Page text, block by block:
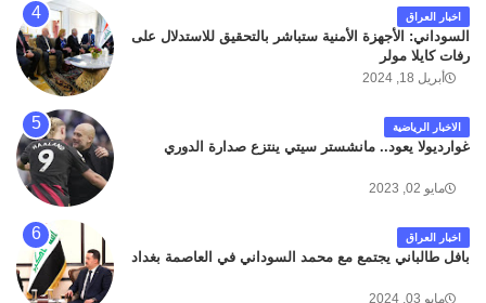
اخبار العراق
السوداني: الأجهزة الأمنية ستباشر بالتحقيق للاستدلال على
رفات كايلا مولر
أبريل 18, 2024
الاخبار الرياضية
غوارديولا يعود.. مانشستر سيتي ينتزع صدارة الدوري
مايو 02, 2023
اخبار العراق
بافل طالباني يجتمع مع محمد السوداني في العاصمة بغداد
مايو 03, 2024